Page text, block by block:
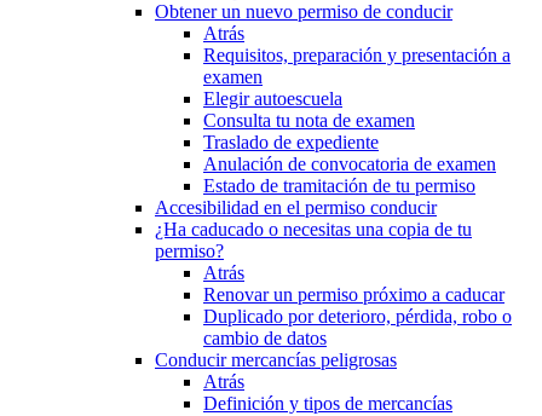
Obtener un nuevo permiso de conducir
Atrás
Requisitos, preparación y presentación a
examen
Elegir autoescuela
Consulta tu nota de examen
Traslado de expediente
Anulación de convocatoria de examen
Estado de tramitación de tu permiso
Accesibilidad en el permiso conducir
¿Ha caducado o necesitas una copia de tu
permiso?
Atrás
Renovar un permiso próximo a caducar
Duplicado por deterioro, pérdida, robo o
cambio de datos
Conducir mercancías peligrosas
Atrás
Definición y tipos de mercancías